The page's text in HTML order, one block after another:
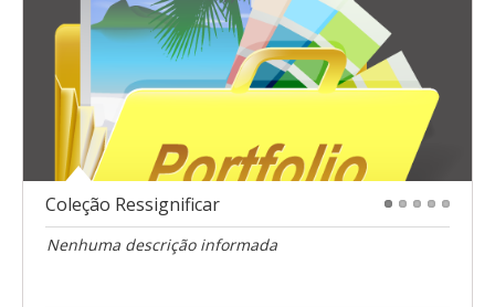
Coleção Ressignificar
Nenhuma descrição informada